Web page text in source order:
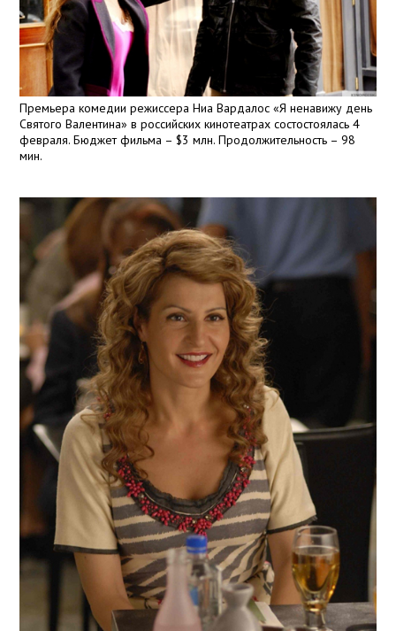
Премьера комедии режиссера Ниа Вардалос «Я ненавижу день
Святого Валентина» в российских кинотеатрах состостоялась 4
февраля. Бюджет фильма – $3 млн. Продолжительность – 98
мин.